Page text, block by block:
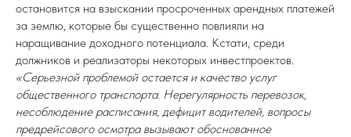
остановится на взыскании просроченных арендных платежей
за землю, которые бы существенно повлияли на
наращивание доходного потенциала. Кстати, среди
должников и реализаторы некоторых инвестпроектов.
«Серьезной проблемой остается и качество услуг
общественного транспорта. Нерегулярность перевозок,
несоблюдение расписания, дефицит водителей, вопросы
предрейсового осмотра вызывают обоснованное